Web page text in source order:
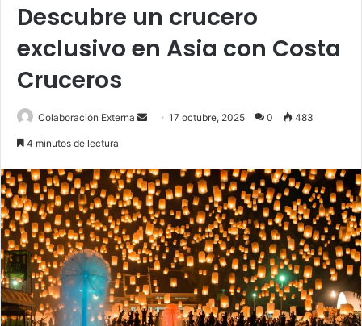
Descubre un crucero
exclusivo en Asia con Costa
Cruceros
Colaboración Externa
Send17 octubre, 2025 0 483
4 minutos de lectura